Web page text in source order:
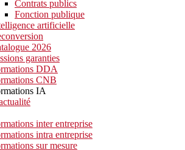
Contrats publics
Fonction publique
artificielle
2026
garanties
DDA
CNB
IA
inter entreprise
intra entreprise
sur mesure